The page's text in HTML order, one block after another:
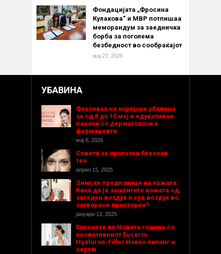
Фондацијата „Фросина
Кулакова“ и МВР потпишаа
меморандум за заедничка
борба за поголема
безбедност во сообраќајот
мај 27, 2026
УБАВИНА
Фестивал на корејска убавина
за од 8 до 10 мај и едукативни
панели со дерматолози и
фармацевти
мај 6, 2026
Совети за пролетен блескав
тен
април 15, 2025
Зимски предизвици на кожата:
Како да ја заштитите кожата од
загаден воздух и сув воздух во
затворени простории?
јануари 13, 2025
Блеснете во Новата година со
иновативниот Eucerin
Hyaluron-Filler Ноќен пилинг и
серум